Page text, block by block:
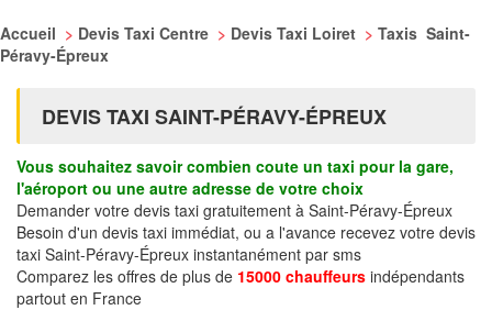
Accueil > Devis Taxi Centre > Devis Taxi Loiret > Taxis Saint-
Péravy-Épreux
DEVIS TAXI SAINT-PÉRAVY-ÉPREUX
Vous souhaitez savoir combien coute un taxi pour la gare,
l'aéroport ou une autre adresse de votre choix
Demander votre devis taxi gratuitement à Saint-Péravy-Épreux
Besoin d'un devis taxi immédiat, ou a l'avance recevez votre devis
taxi Saint-Péravy-Épreux instantanément par sms
Comparez les offres de plus de 15000 chauffeurs indépendants
partout en France